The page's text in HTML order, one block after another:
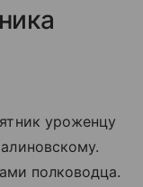
уроженцу
полководца.